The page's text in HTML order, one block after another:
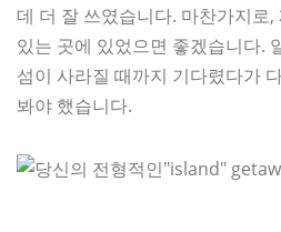
데 더 잘 쓰였습니다. 마찬가지로
있는 곳에 있었으면 좋겠습니다.
섬이 사라질 때까지 기다렸다가
봐야 했습니다.